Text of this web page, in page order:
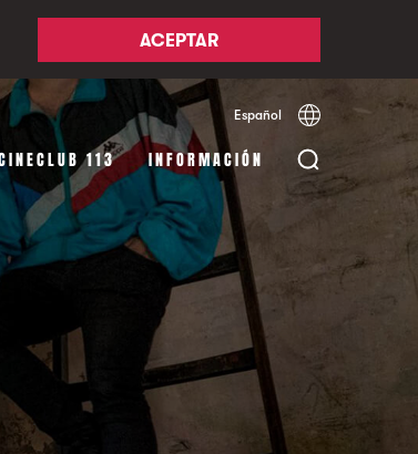
ACEPTAR
Español Català English
113 INFORMACIÓN